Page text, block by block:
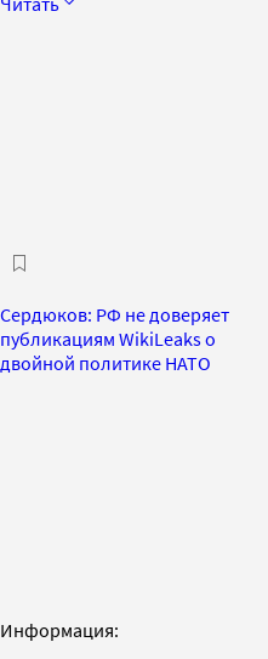
Сердюков: РФ не доверяет
публикациям WikiLeaks о
двойной политике НАТО
Информация: